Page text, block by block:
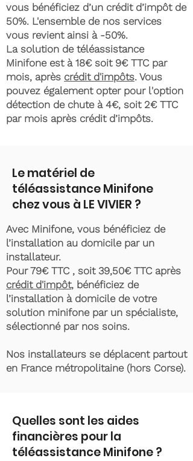
vous bénéficiez d’un crédit d’impôt de
50%. L'ensemble de nos services
vous revient ainsi à -50%.
La solution de téléassistance
Minifone est à 18€ soit 9€ TTC par
mois, après crédit d'impôts. Vous
pouvez également opter pour l'option
détection de chute à 4€, soit 2€ TTC
par mois après crédit d’impôts.
Le matériel de
téléassistance Minifone
chez vous à LE VIVIER ?
Avec Minifone, vous bénéficiez de
l’installation au domicile par un
installateur.
Pour 79€ TTC , soit 39,50€ TTC après
crédit d'impôt, bénéficiez de
l’installation à domicile de votre
solution minifone par un spécialiste,
sélectionné par nos soins.
Nos installateurs se déplacent partout
en France métropolitaine (hors Corse).
Quelles sont les aides
financières pour la
téléassistance Minifone ?